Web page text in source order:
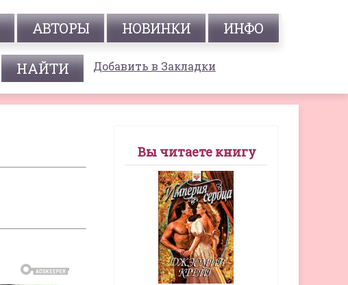
АВТОРЫ НОВИНКИ ИНФО
Добавить в Закладки
Вы читаете книгу